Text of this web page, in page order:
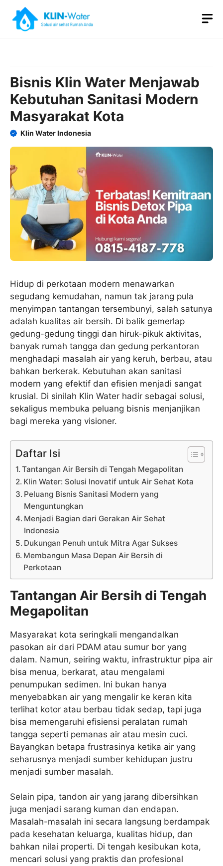
content
Bisnis Klin Water Menjawab
Kebutuhan Sanitasi Modern
Masyarakat Kota
Klin Water Indonesia
Hidup di perkotaan modern menawarkan
segudang kemudahan, namun tak jarang pula
menyimpan tantangan tersembunyi, salah satunya
adalah kualitas air bersih. Di balik gemerlap
gedung-gedung tinggi dan hiruk-pikuk aktivitas,
banyak rumah tangga dan gedung perkantoran
menghadapi masalah air yang keruh, berbau, atau
bahkan berkerak. Kebutuhan akan sanitasi
modern yang efektif dan efisien menjadi sangat
krusial. Di sinilah Klin Water hadir sebagai solusi,
sekaligus membuka peluang bisnis menjanjikan
bagi mereka yang visioner.
Daftar Isi
Tantangan Air Bersih di Tengah Megapolitan
Klin Water: Solusi Inovatif untuk Air Sehat Kota
Peluang Bisnis Sanitasi Modern yang
Menguntungkan
Menjadi Bagian dari Gerakan Air Sehat
Indonesia
Dukungan Penuh untuk Mitra Agar Sukses
Membangun Masa Depan Air Bersih di
Perkotaan
Tantangan Air Bersih di Tengah
Megapolitan
Masyarakat kota seringkali mengandalkan
pasokan air dari PDAM atau sumur bor yang
dalam. Namun, seiring waktu, infrastruktur pipa air
bisa menua, berkarat, atau mengalami
penumpukan sedimen. Ini bukan hanya
menyebabkan air yang mengalir ke keran kita
terlihat kotor atau berbau tidak sedap, tapi juga
bisa memengaruhi efisiensi peralatan rumah
tangga seperti pemanas air atau mesin cuci.
Bayangkan betapa frustrasinya ketika air yang
seharusnya menjadi sumber kehidupan justru
menjadi sumber masalah.
Selain pipa, tandon air yang jarang dibersihkan
juga menjadi sarang kuman dan endapan.
Masalah-masalah ini secara langsung berdampak
pada kesehatan keluarga, kualitas hidup, dan
bahkan nilai properti. Di tengah kesibukan kota,
mencari solusi yang praktis dan profesional